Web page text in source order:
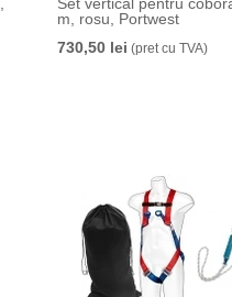
m, rosu, Portwest
730,50 lei (pret cu TVA)